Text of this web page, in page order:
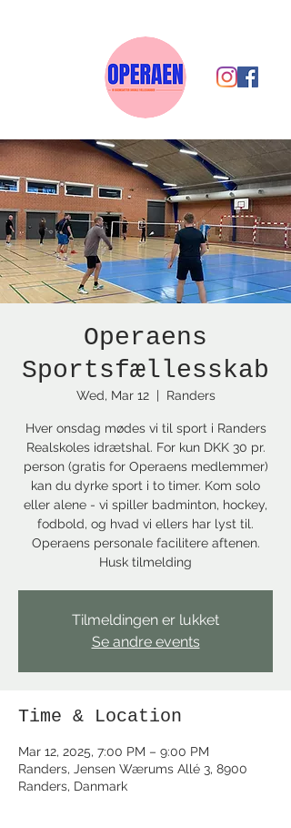
Operaens
Sportsfællesskab
Wed, Mar 12
  |
Randers
Hver onsdag mødes vi til sport i Randers
Realskoles idrætshal. For kun DKK 30 pr.
person (gratis for Operaens medlemmer)
kan du dyrke sport i to timer. Kom solo
eller alene - vi spiller badminton, hockey,
fodbold, og hvad vi ellers har lyst til.
Operaens personale facilitere aftenen.
Husk tilmelding
Tilmeldingen er lukket
Se andre events
Time & Location
Mar 12, 2025, 7:00 PM – 9:00 PM
Randers, Jensen Wærums Allé 3, 8900
Randers, Danmark